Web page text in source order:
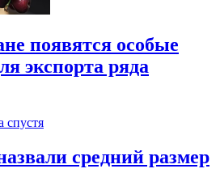
появятся особые
экспорта ряда
спустя
средний размер